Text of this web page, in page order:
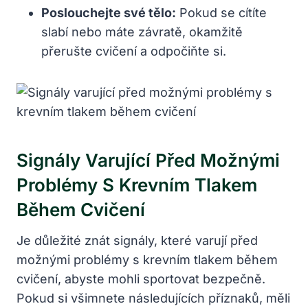
Poslouchejte své tělo: Pokud se cítíte
slabí nebo máte závratě, okamžitě
přerušte cvičení a odpočiňte si.
Signály Varující Před Možnými
Problémy S Krevním Tlakem
Během Cvičení
Je důležité znát signály, které varují před
možnými problémy s krevním tlakem během
cvičení, abyste mohli sportovat bezpečně.
Pokud si všimnete následujících příznaků, měli